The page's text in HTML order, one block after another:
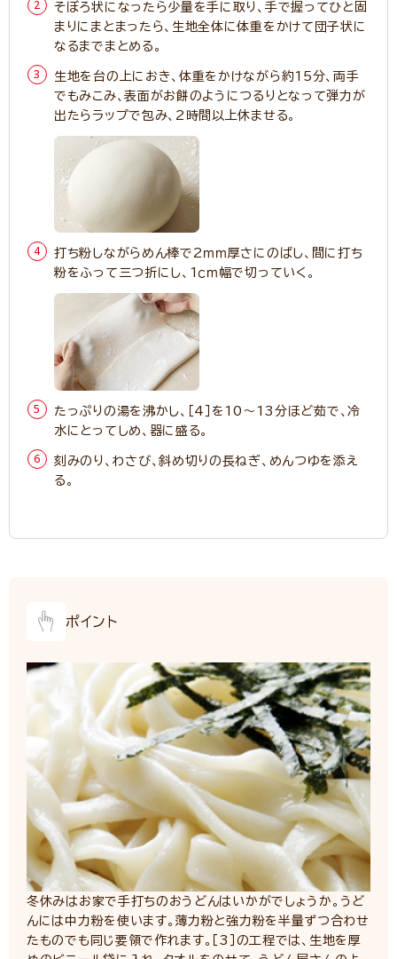
そぼろ状になったら少量を手に取り、手で握ってひと固
まりにまとまったら、生地全体に体重をかけて団子状に
なるまでまとめる。
生地を台の上におき、体重をかけながら約15分、両手
でもみこみ、表面がお餅のようにつるりとなって弾力が
出たらラップで包み、2時間以上休ませる。
打ち粉しながらめん棒で2ｍｍ厚さにのばし、間に打ち
粉をふって三つ折にし、1ｃｍ幅で切っていく。
たっぷりの湯を沸かし、［4］を10～13分ほど茹で、冷
水にとってしめ、器に盛る。
刻みのり、わさび、斜め切りの長ねぎ、めんつゆを添え
る。
ポイント
冬休みはお家で手打ちのおうどんはいかがでしょうか。うど
んには中力粉を使います。薄力粉と強力粉を半量ずつ合わせ
たものでも同じ要領で作れます。［3］の工程では、生地を厚